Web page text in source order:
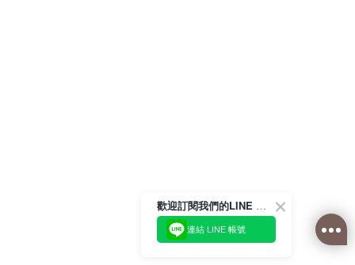
歡迎訂閱我們的LINE 官方帳號
連結 LINE 帳號